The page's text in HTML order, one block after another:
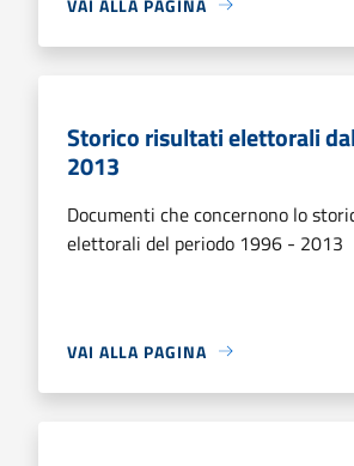
Storico risultati elettorali
2013
Documenti che concernono lo
elettorali del periodo 1996 - 2013
VAI ALLA PAGINA